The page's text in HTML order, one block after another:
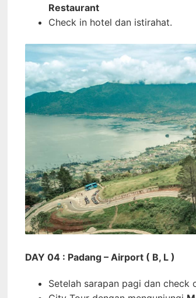
Restaurant
Check in hotel dan istirahat.
DAY 04 : Padang – Airport ( B, L )
Setelah sarapan pagi dan check